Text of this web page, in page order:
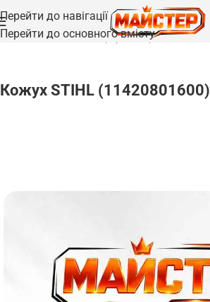
Перейти до навігації
Перейти до основного вмісту
Головна /Запчастини/Корпуси та кришки
Кожух STIHL (11420801600)